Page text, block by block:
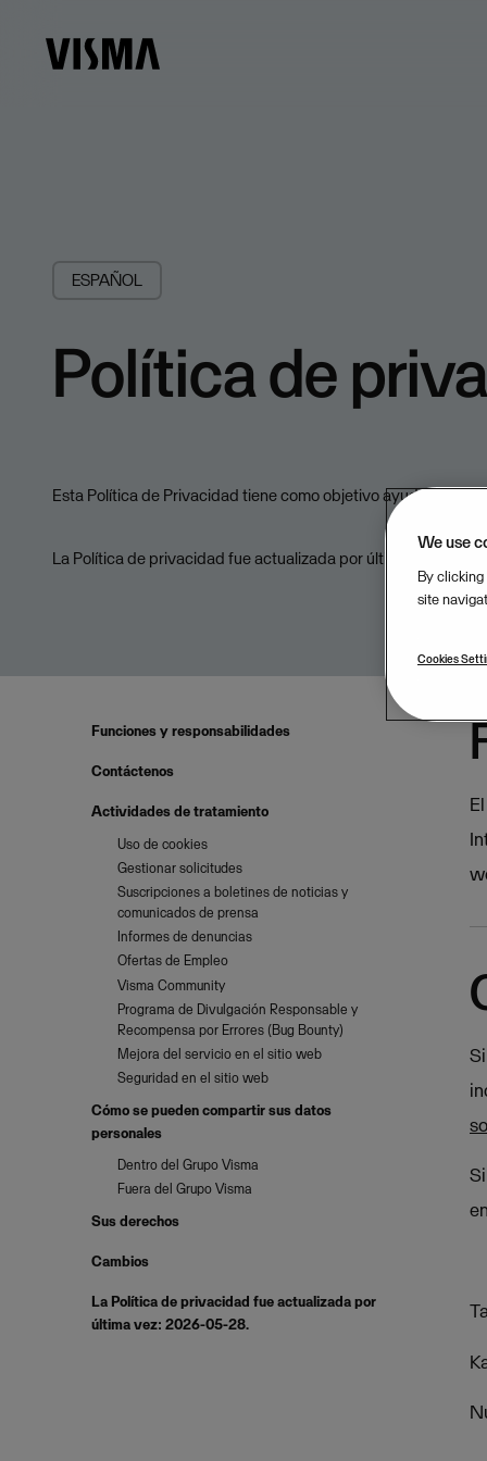
ESPAÑOL
Política de
Esta Política de Privacidad tiene como objetivo ayudarlo a
La Política de privacidad fue actualizada por última vez: 2026-
Funciones y responsabilidades
Contáctenos
Actividades de tratamiento
Uso de cookies
Gestionar solicitudes
Suscripciones a boletines de noticias y
comunicados de prensa
Informes de denuncias
Ofertas de Empleo
Visma Community
Programa de Divulgación Responsable y
Recompensa por Errores (Bug Bounty)
Mejora del servicio en el sitio web
Seguridad en el sitio web
Cómo se pueden compartir sus datos
personales
Dentro del Grupo Visma
Fuera del Grupo Visma
Sus derechos
Cambios
La Política de privacidad fue actualizada por
última vez: 2026-05-28.
We use
By clicking
site
Cookies